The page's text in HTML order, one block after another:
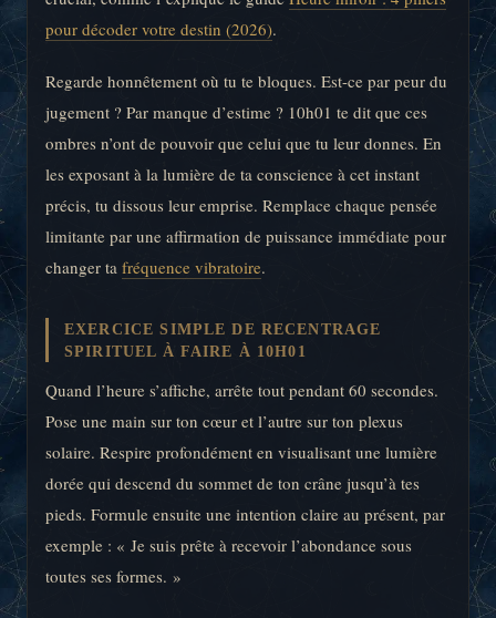
pour décoder votre destin (2026).
Regarde honnêtement où tu te bloques. Est-ce par peur du
jugement ? Par manque d’estime ? 10h01 te dit que ces
ombres n’ont de pouvoir que celui que tu leur donnes. En
les exposant à la lumière de ta conscience à cet instant
précis, tu dissous leur emprise. Remplace chaque pensée
limitante par une affirmation de puissance immédiate pour
changer ta fréquence vibratoire.
EXERCICE SIMPLE DE RECENTRAGE
SPIRITUEL À FAIRE À 10H01
Quand l’heure s’affiche, arrête tout pendant 60 secondes.
Pose une main sur ton cœur et l’autre sur ton plexus
solaire. Respire profondément en visualisant une lumière
dorée qui descend du sommet de ton crâne jusqu’à tes
pieds. Formule ensuite une intention claire au présent, par
exemple : « Je suis prête à recevoir l’abondance sous
toutes ses formes. »